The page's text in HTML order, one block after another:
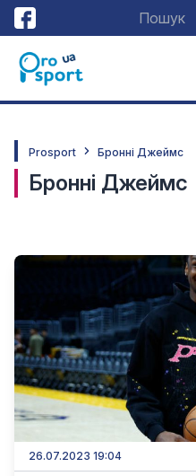
Prosport Бронні Джеймс
Бронні Джеймс
26.07.2023 19:04